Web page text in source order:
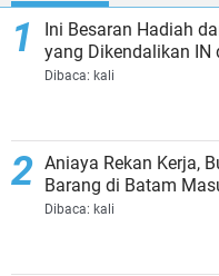
Ini Besaran Hadiah
yang Dikendalikan IN
Dibaca: kali
Aniaya Rekan Kerja,
Barang di Batam
Dibaca: kali